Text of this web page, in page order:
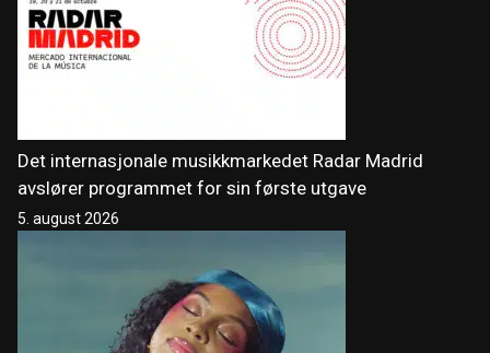
Det internasjonale musikkmarkedet Radar Madrid
avslører programmet for sin første utgave
5. august 2026